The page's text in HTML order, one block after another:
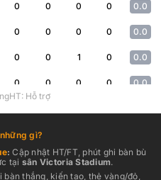
6.4
6.8
0 0 0 0 0.0
0 0 0 0 0.0
0 0 1 0 0.0
0 0 0 0 0.0
0
1 1 1 0
HT: Hỗ trợ
gì?
: Cập nhật HT/FT, phút ghi bàn bù
tại sân Victoria Stadium.
bàn thắng, kiến tạo, thẻ vàng/đỏ,